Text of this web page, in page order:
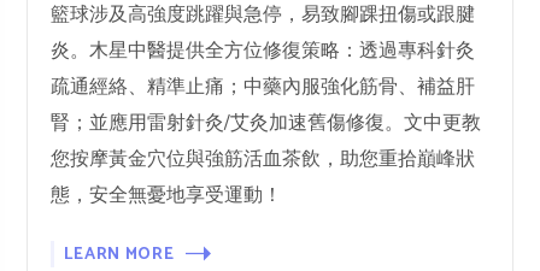
籃球涉及高強度跳躍與急停，易致腳踝扭傷或跟腱
炎。木星中醫提供全方位修復策略：透過專科針灸
疏通經絡、精準止痛；中藥內服強化筋骨、補益肝
腎；並應用雷射針灸/艾灸加速舊傷修復。文中更教
您按摩黃金穴位與強筋活血茶飲，助您重拾巔峰狀
態，安全無憂地享受運動！
LEARN MORE